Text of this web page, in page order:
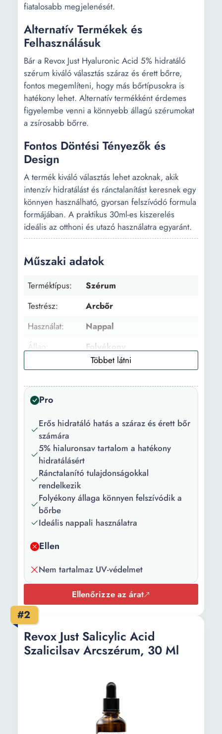
fiatalosabb megjelenését.
Alternatív Termékek és
Felhasználásuk
Bár a Revox Just Hyaluronic Acid 5% hidratáló
szérum kiváló választás száraz és érett bőrre,
fontos megemlíteni, hogy más bőrtípusokra is
hatékony lehet. Alternatív termékként érdemes
figyelembe venni a könnyebb állagú szérumokat
a zsírosabb bőrre.
Fontos Döntési Tényezők és
Design
A termék kiváló választás lehet azoknak, akik
intenzív hidratálást és ránctalanítást keresnek egy
könnyen használható, gyorsan felszívódó formula
formájában. A praktikus 30ml-es kiszerelés
ideális az otthoni és utazó használatra egyaránt.
Műszaki adatok
Terméktípus:
Szérum
Testrész:
Arcbőr
Használat:
Nappal
Állag:
Folyékony
Arcbőr típus:
Száraz Érett bőr Normális
Előnyök:
Hidratáló Ránctalanító
Fő összetevő:
Szett:
Nem
Csomag
tartalma:
1 x Szérum
Darabszám/szett:
Mennyiség:
30 ml
Pro
Erős hidratáló hatás a száraz és érett bőr
számára
5% hialuronsav tartalom a hatékony
hidratálásért
Ránctalanító tulajdonságokkal
rendelkezik
Folyékony állaga könnyen felszívódik a
bőrbe
Ideális nappali használatra
Ellen
Nem tartalmaz UV-védelmet
Ellenőrizze az árat
#2
Revox Just Salicylic Acid
Szalicilsav Arcszérum, 30 Ml